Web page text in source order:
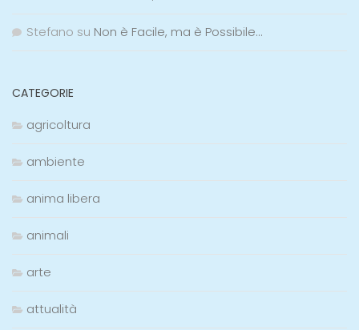
Stefano su Non è Facile, ma è Possibile…
CATEGORIE
agricoltura
ambiente
anima libera
animali
arte
attualità